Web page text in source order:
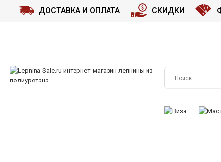
ДОСТАВКА И ОПЛАТА СКИДКИ